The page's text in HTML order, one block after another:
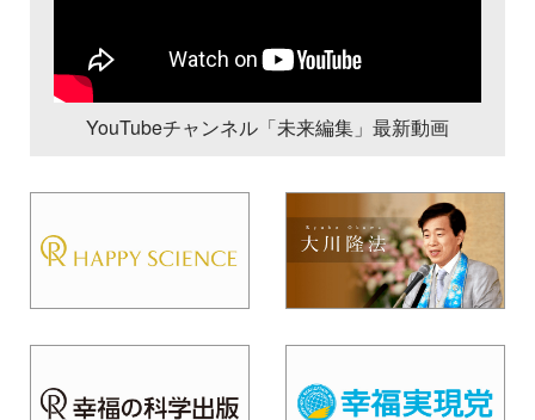
YouTubeチャンネル「未来編集」最新動画